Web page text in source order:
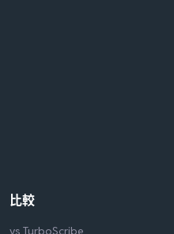
比較
vs TurboScribe